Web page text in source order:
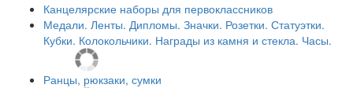
Канцелярские наборы для первоклассников
Медали. Ленты. Дипломы. Значки. Розетки. Статуэтки.
Кубки. Колокольчики. Награды из камня и стекла. Часы.
Ранцы, рюкзаки, сумки